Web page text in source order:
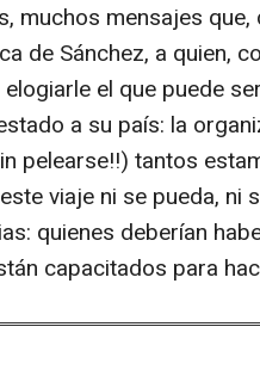
muchos mensajes que,
de Sánchez, a quien,
el que puede
a su país: la
pelearse!!) tantos
viaje ni se pueda, ni
quienes deberían
capacitados para